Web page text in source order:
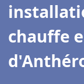
chauffe